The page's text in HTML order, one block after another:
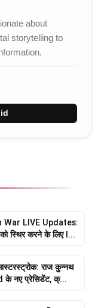
Verified Expert
about
storytelling to
War LIVE Updates:
को स्थिर करने के लिए I...
राज कुन्नथ
नए प्रेसिडेंट, क्...